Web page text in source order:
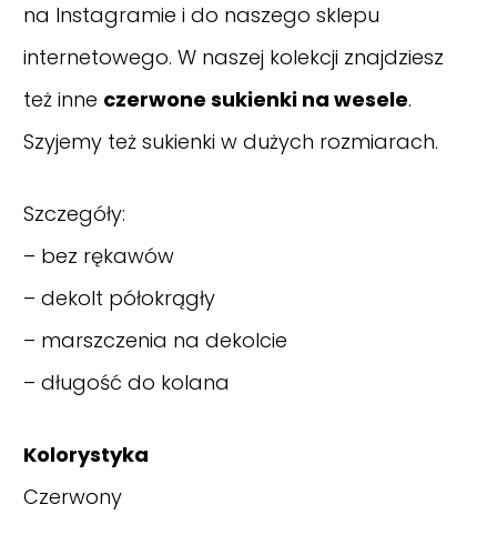
na Instagramie i do naszego sklepu
internetowego. W naszej kolekcji znajdziesz
też inne czerwone sukienki na wesele.
Szyjemy też sukienki w dużych rozmiarach.
Szczegóły:
– bez rękawów
– dekolt półokrągły
– marszczenia na dekolcie
– długość do kolana
Kolorystyka
Czerwony